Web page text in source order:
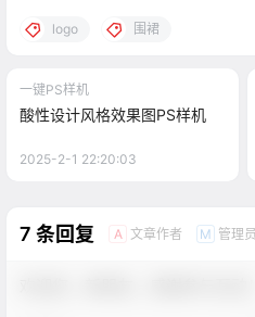
logo 围裙
一键PS样机
酸性设计风格效果图PS样机
2025-2-1 22:20:03
7 条回复 A 文章作者 M 管理员